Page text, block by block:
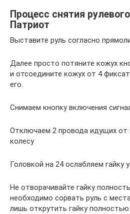
Процесс снятия
Патриот
Выставите руль согласно
Далее просто потяните кожух
и отсоедините кожух от 4
его.
Снимаем кнопку включения
Отключаем 2 провода идущих от
колесу
Головкой на 24 ослабляем
Не отворачивайте гайку
необходимо сорвать руль с
лишь открутить гайку